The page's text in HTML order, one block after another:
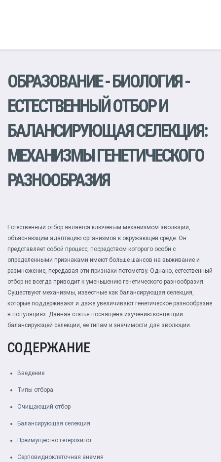
ОБРАЗОВАНИЕ-БИОЛОГИЯ-
ЕСТЕСТВЕННЫЙ ОТБОР И
БАЛАНСИРУЮЩАЯ СЕЛЕКЦИЯ:
МЕХАНИЗМЫ ГЕНЕТИЧЕСКОГО
РАЗНООБРАЗИЯ
Естественный отбор является ключевым механизмом эволюции,
объясняющим адаптацию организмов к окружающей среде. Он
представляет собой процесс, посредством которого особи с
определенными признаками имеют больше шансов на выживание и
размножение, передавая эти признаки потомству. Однако, естественный
отбор не всегда приводит к уменьшению генетического разнообразия.
Существуют механизмы, известные как балансирующая селекция,
которые поддерживают и даже увеличивают генетическое разнообразие
в популяциях. Данная статья посвящена изучению концепции
балансирующей селекции, ее типам и значимости для эволюции.
СОДЕРЖАНИЕ
Введение
Типы отбора
Очищающий отбор
Балансирующая селекция
Преимущество гетерозигот
Серповидноклеточная анемия